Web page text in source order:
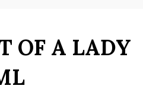
OF A LADY